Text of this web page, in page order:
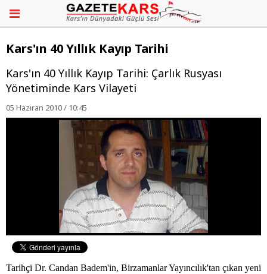
Kars'ın 40 Yıllık Kayıp Tarihi
Kars'ın 40 Yıllık Kayıp Tarihi: Çarlık Rusyası
Yönetiminde Kars Vilayeti
05 Haziran 2010 / 10:45
Tarihçi Dr. Candan Badem'in, Birzamanlar Yayıncılık'tan çıkan yeni